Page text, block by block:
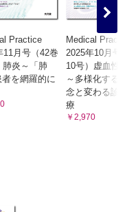
Practice
11月号（42巻
肺炎～「肺
を網羅的に
Medical
2025年10月号
10号）虚血性
～多様化する
念と変わる診
療
￥2,970